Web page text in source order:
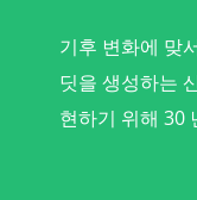
기후 변화에 맞
딧을 생성하는
현하기 위해 30